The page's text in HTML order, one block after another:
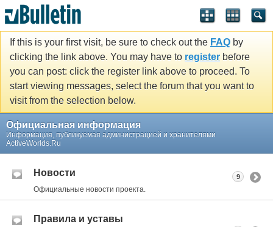
If this is your first visit, be sure to check out the FAQ by
clicking the link above. You may have to register before
you can post: click the register link above to proceed. To
start viewing messages, select the forum that you want to
visit from the selection below.
Официальная информация
Информация, публикуемая администрацией и хранителями
ActiveWorlds.Ru
Новости
Официальные новости проекта.
9
Правила и уставы